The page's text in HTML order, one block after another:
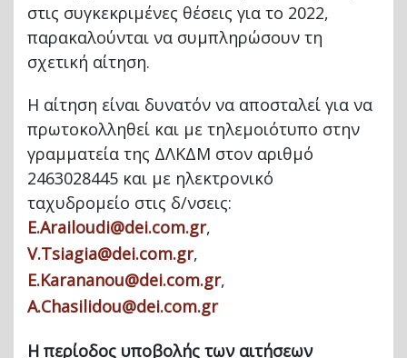
στις συγκεκριμένες θέσεις για το 2022,
παρακαλούνται να συμπληρώσουν τη
σχετική αίτηση.
Η αίτηση είναι δυνατόν να αποσταλεί για να
πρωτοκολληθεί και με τηλεμοιότυπο στην
γραμματεία της ΔΛΚΔΜ στον αριθμό
2463028445 και με ηλεκτρονικό
ταχυδρομείο στις δ/νσεις:
E.Arailoudi@dei.com.gr,
V.Tsiagia@dei.com.gr,
E.Karananou@dei.com.gr,
A.Chasilidou@dei.com.gr
Η περίοδος υποβολής των αιτήσεων